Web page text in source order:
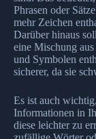
Phrasen oder
mehr Zeichen
Darüber hinaus
eine Mischung
und Symbolen
sicherer, da sie
Es ist auch
Informationen in
diese leichter zu